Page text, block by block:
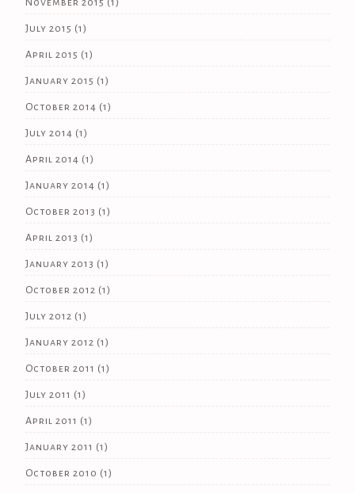
November 2015 (1)
July 2015 (1)
April 2015 (1)
January 2015 (1)
October 2014 (1)
July 2014 (1)
April 2014 (1)
January 2014 (1)
October 2013 (1)
April 2013 (1)
January 2013 (1)
October 2012 (1)
July 2012 (1)
January 2012 (1)
October 2011 (1)
July 2011 (1)
April 2011 (1)
January 2011 (1)
October 2010 (1)